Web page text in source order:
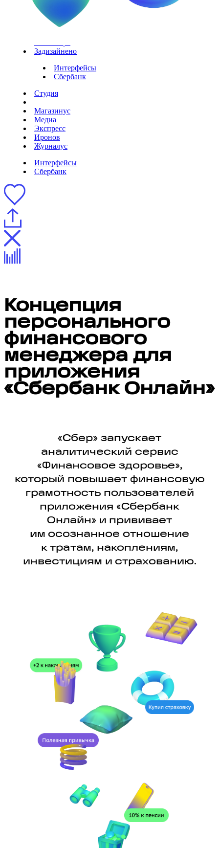
Задизайнено
Интерфейсы
Сбербанк
Студия
Магазинус
Медиа
Экспресс
Иронов
Журналус
Интерфейсы
Сбербанк
Концепция
персонального
финансового
менеджера для
приложения
«Сбербанк Онлайн»
«Сбер» запускает
аналитический сервис
«Финансовое здоровье»,
который повышает финансовую
грамотность пользователей
приложения «Сбербанк
Онлайн» и прививает
им осознанное отношение
к тратам, накоплениям,
инвестициям и страхованию.